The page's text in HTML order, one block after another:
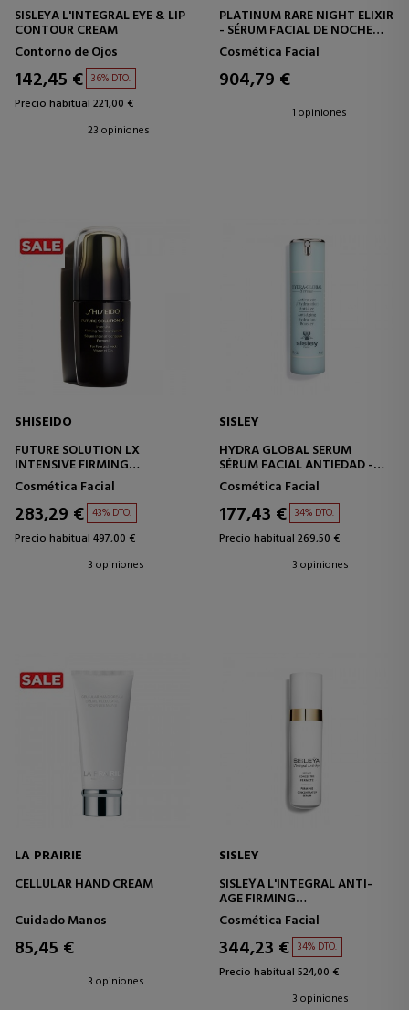
SISLEYA L'INTEGRAL EYE & LIP
CONTOUR CREAM
Contorno de Ojos
142,45 € 36% DTO.
Precio habitual 221,00 €
23 opiniones
PLATINUM RARE NIGHT ELIXIR
- SÉRUM FACIAL DE NOCHE
REJUVENECEDOR
Cosmética Facial
904,79 €
1 opiniones
SHISEIDO
FUTURE SOLUTION LX
INTENSIVE FIRMING
CONTOUR SERUM
SÉRUM REAFIRMANTE ROSTRO
Y CUELLO
Cosmética Facial
283,29 € 43% DTO.
Precio habitual 497,00 €
3 opiniones
SISLEY
HYDRA GLOBAL SERUM
SÉRUM FACIAL ANTIEDAD -
HIDRATANTE
Cosmética Facial
177,43 € 34% DTO.
Precio habitual 269,50 €
3 opiniones
LA PRAIRIE
CELLULAR HAND CREAM
Cuidado Manos
85,45 €
3 opiniones
SISLEY
SISLEŸA L'INTEGRAL ANTI-
AGE FIRMING
CONCENTRATED SERUM
Cosmética Facial
344,23 € 34% DTO.
Precio habitual 524,00 €
3 opiniones